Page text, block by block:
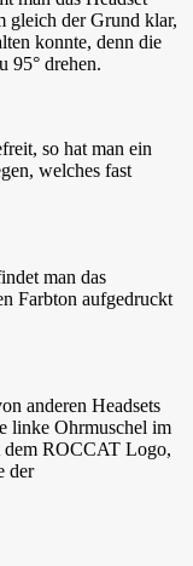
gleich der Grund klar,
konnte, denn die
95° drehen.
so hat man ein
welches fast
man das
Farbton aufgedruckt
anderen Headsets
linke Ohrmuschel im
dem ROCCAT Logo,
der